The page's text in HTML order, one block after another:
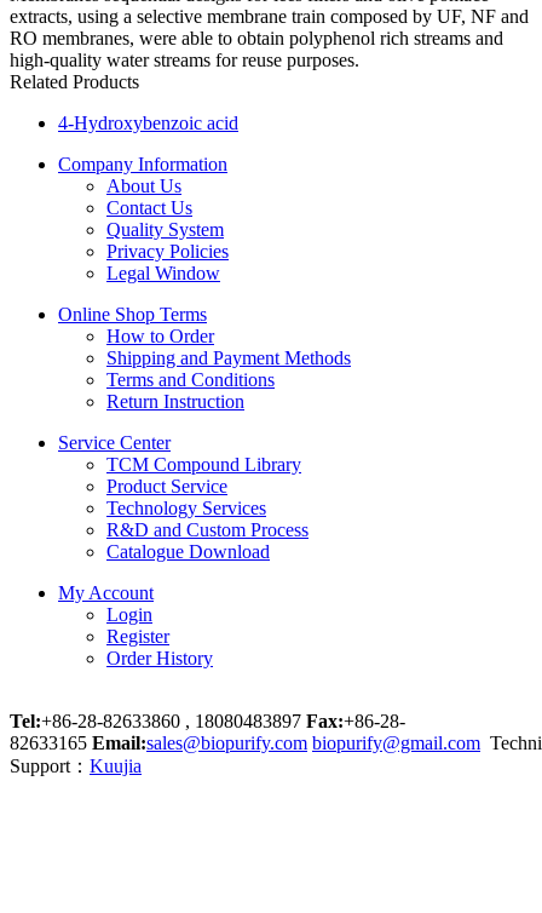
extracts, using a selective membrane train composed by UF, NF and
RO membranes, were able to obtain polyphenol rich streams and
high-quality water streams for reuse purposes.
Related Products
4-Hydroxybenzoic acid
Company Information
About Us
Contact Us
Quality System
Privacy Policies
Legal Window
Online Shop Terms
How to Order
Shipping and Payment Methods
Terms and Conditions
Return Instruction
Service Center
TCM Compound Library
Product Service
Technology Services
R&D and Custom Process
Catalogue Download
My Account
Login
Register
Order History
Tel:+86-28-82633860 , 18080483897 Fax:+86-28-
82633165 Email:sales@biopurify.com biopurify@gmail.com
Support： Kuujia